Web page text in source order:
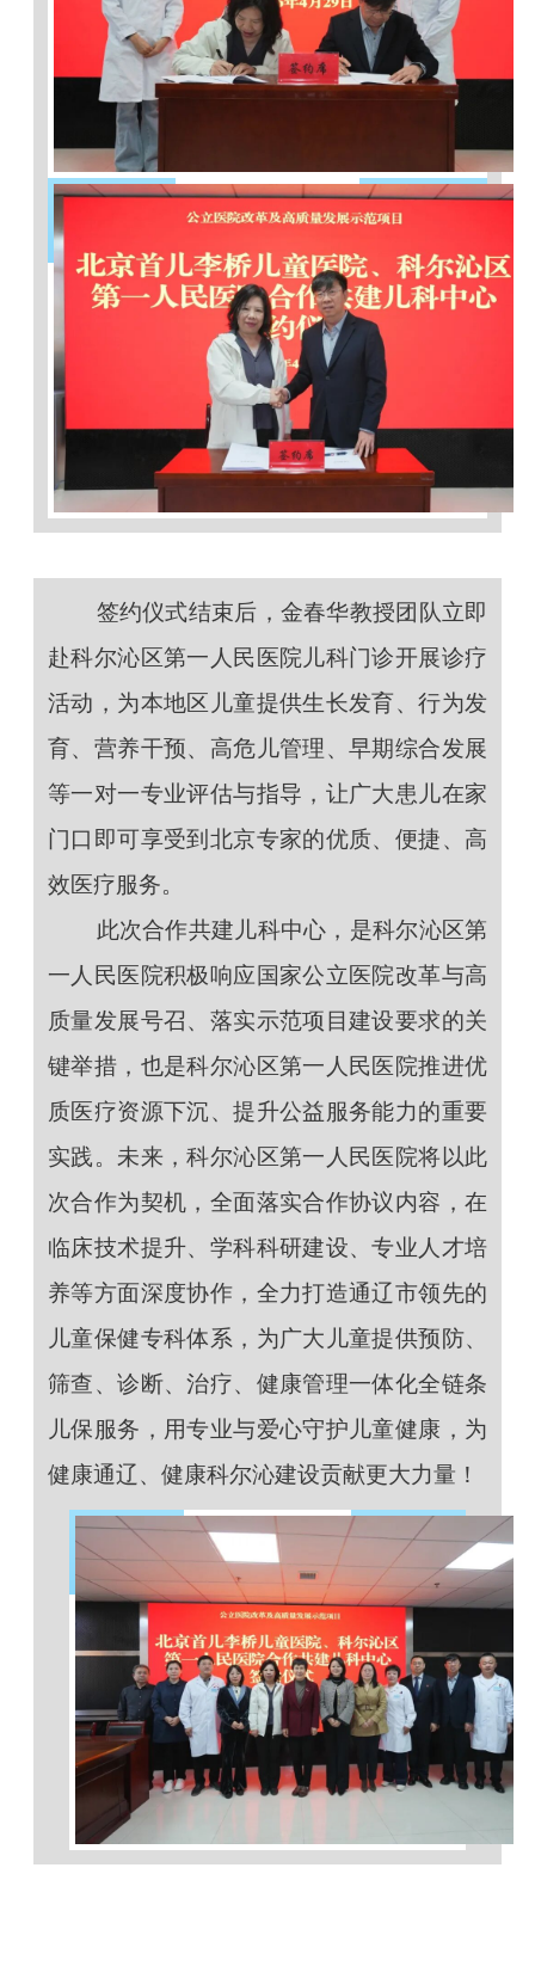
签约仪式结束后，金春华教授团队立即
赴科尔沁区第一人民医院儿科门诊开展诊疗
活动，为本地区儿童提供生长发育、行为发
育、营养干预、高危儿管理、早期综合发展
等一对一专业评估与指导，让广大患儿在家
门口即可享受到北京专家的优质、便捷、高
效医疗服务。
此次合作共建儿科中心，是科尔沁区第
一人民医院积极响应国家公立医院改革与高
质量发展号召、落实示范项目建设要求的关
键举措，也是科尔沁区第一人民医院推进优
质医疗资源下沉、提升公益服务能力的重要
实践。未来，科尔沁区第一人民医院将以此
次合作为契机，全面落实合作协议内容，在
临床技术提升、学科科研建设、专业人才培
养等方面深度协作，全力打造通辽市领先的
儿童保健专科体系，为广大儿童提供预防、
筛查、诊断、治疗、健康管理一体化全链条
儿保服务，用专业与爱心守护儿童健康，为
健康通辽、健康科尔沁建设贡献更大力量！